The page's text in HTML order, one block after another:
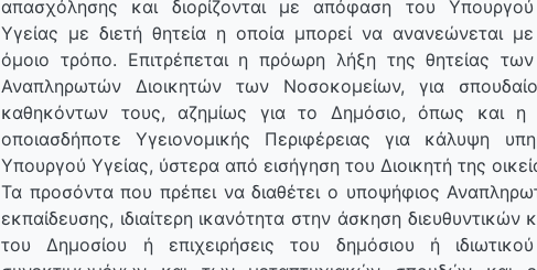
απασχόλησης και διορίζονται με απόφαση του Υπουργού
Υγείας με διετή θητεία η οποία μπορεί να ανανεώνεται με
όμοιο τρόπο. Επιτρέπεται η πρόωρη λήξη της θητείας των
Αναπληρωτών Διοικητών των Νοσοκομείων, για
καθηκόντων τους, αζημίως για το Δημόσιο, όπως και
οποιασδήποτε Υγειονομικής Περιφέρειας για κάλυψη
Υπουργού Υγείας, ύστερα από εισήγηση του Διοικητή της
Τα προσόντα που πρέπει να διαθέτει ο υποψήφιος
εκπαίδευσης, ιδιαίτερη ικανότητα στην άσκηση
του Δημοσίου ή επιχειρήσεις του δημόσιου ή